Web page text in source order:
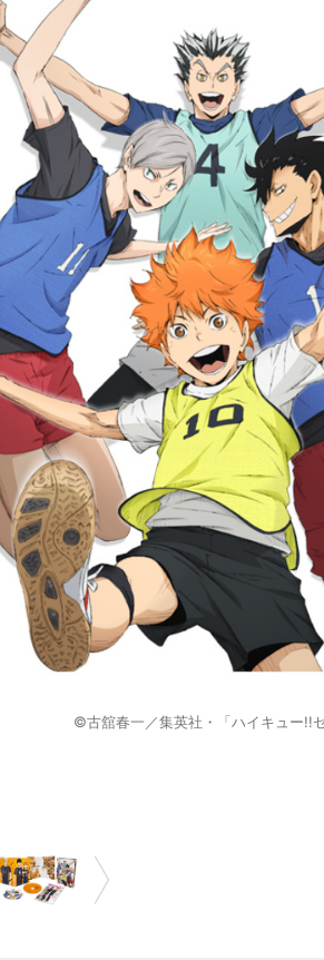
©古舘春一／集英社・「ハイキュー!!